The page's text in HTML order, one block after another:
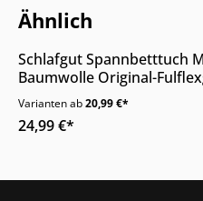
Ähnlich
Nur Online erhältlich
Schlafgut Spannbetttuch
Baumwolle Original-
Varianten ab20,99 €*
24,99 €*